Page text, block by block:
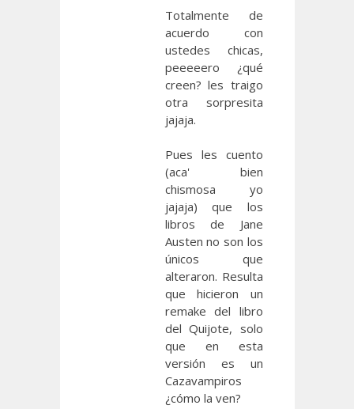
Totalmente de
acuerdo con
ustedes chicas,
peeeeero ¿qué
creen? les traigo
otra sorpresita
jajaja.
Pues les cuento
(aca' bien
chismosa yo
jajaja) que los
libros de Jane
Austen no son los
únicos que
alteraron. Resulta
que hicieron un
remake del libro
del Quijote, solo
que en esta
versión es un
Cazavampiros
¿cómo la ven?